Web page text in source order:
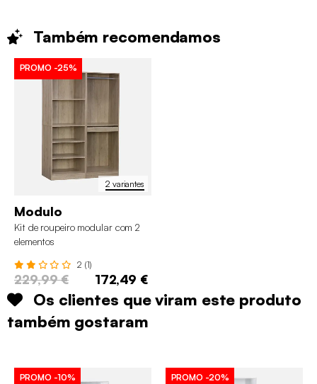
Também recomendamos
2 variantes
PROMO -25%
Modulo
Kit de roupeiro modular com 2
elementos
2 (1)
229,99 € 172,49 €
Os clientes que viram este produto
também gostaram
PROMO -10% PROMO -20%